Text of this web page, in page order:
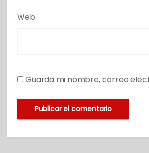
Web
Guarda mi nombre, correo